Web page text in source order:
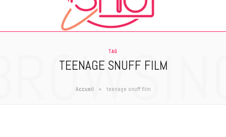
TAG
TEENAGE SNUFF FILM
Accueil » teenage snuff film